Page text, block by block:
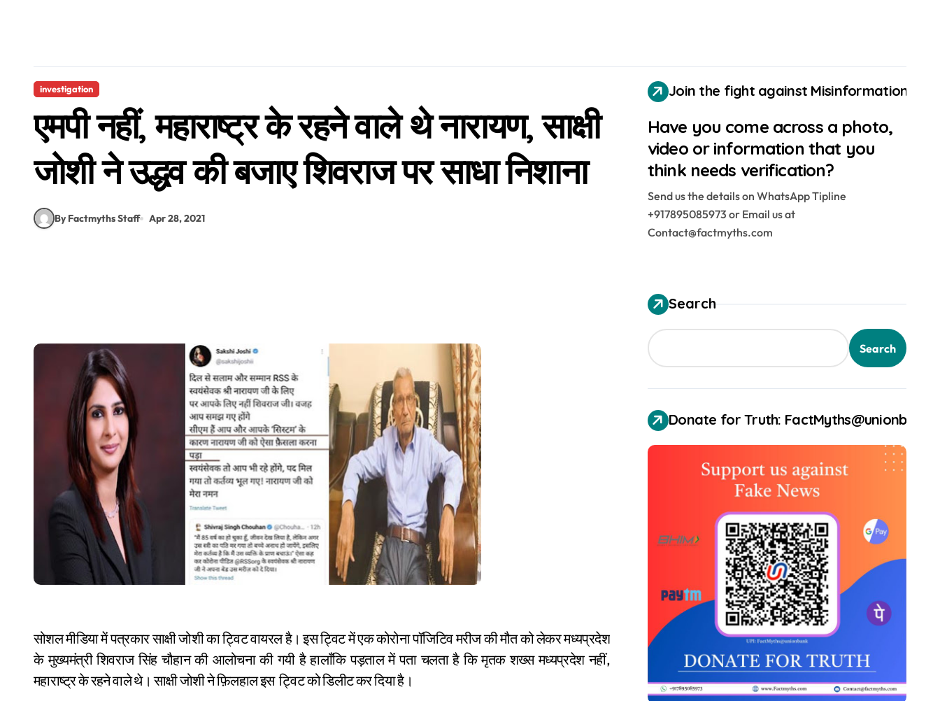
investigation
एमपी नहीं, महाराष्ट्र के रहने वाले थे नारायण, साक्षी
जोशी ने उद्धव की बजाए शिवराज पर साधा निशाना
By Factmyths Staff Apr 28, 2021
सोशल मीडिया में पत्रकार साक्षी जोशी का ट्विट वायरल है। इस ट्विट में एक कोरोना पॉजिटिव मरीज की मौत को लेकर मध्यप्रदेश
के मुख्यमंत्री शिवराज सिंह चौहान की आलोचना की गयी है हालाँकि पड़ताल में पता चलता है कि मृतक शख्स मध्यप्रदेश नहीं,
महाराष्ट्र के रहने वाले थे। साक्षी जोशी ने फ़िलहाल इस ट्विट को डिलीट कर दिया है।
Join the fight against Misinformation
Have you come across a photo,
video or information that you
think needs verification?
Send us the details on WhatsApp Tipline
+917895085973 or Email us at
Contact@factmyths.com
Search
Search
Donate for Truth: FactMyths@unionbank